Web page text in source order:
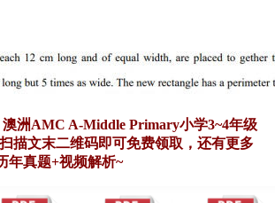
澳洲AMC A-Middle Primary小学3~4年级
描文末二维码即可免费领取，还有更多
年真题+视频解析~